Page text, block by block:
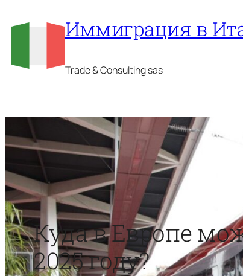
Иммиграция в
Trade & Consulting sas
Куда в Европе
2025 году?